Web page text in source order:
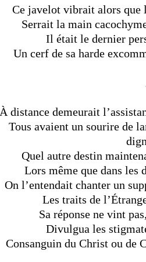
Ce javelot vibrait alors
Serrait la main
Il était le dernier
Un cerf de sa harde
À distance demeurait
Tous avaient un sourire de
Quel autre destin
Lors même que dans les
On l’entendait chanter un
Les traits de
Sa réponse ne vint
Divulgua les
Consanguin du Christ ou de